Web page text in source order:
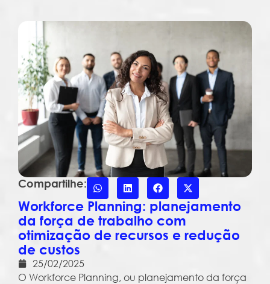
Compartilhe:
Workforce Planning: planejamento
da força de trabalho com
otimização de recursos e redução
de custos
25/02/2025
O Workforce Planning, ou planejamento da força